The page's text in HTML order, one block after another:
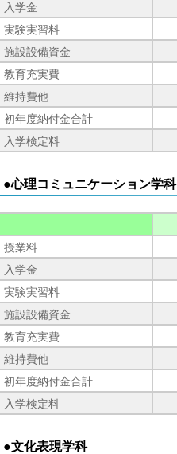
入学金
実験実習料
施設設備資金
教育充実費
維持費他
初年度納付金合計
入学検定料
●心理コミュニケーション学科
授業料
入学金
実験実習料
施設設備資金
教育充実費
維持費他
初年度納付金合計
入学検定料
●文化表現学科